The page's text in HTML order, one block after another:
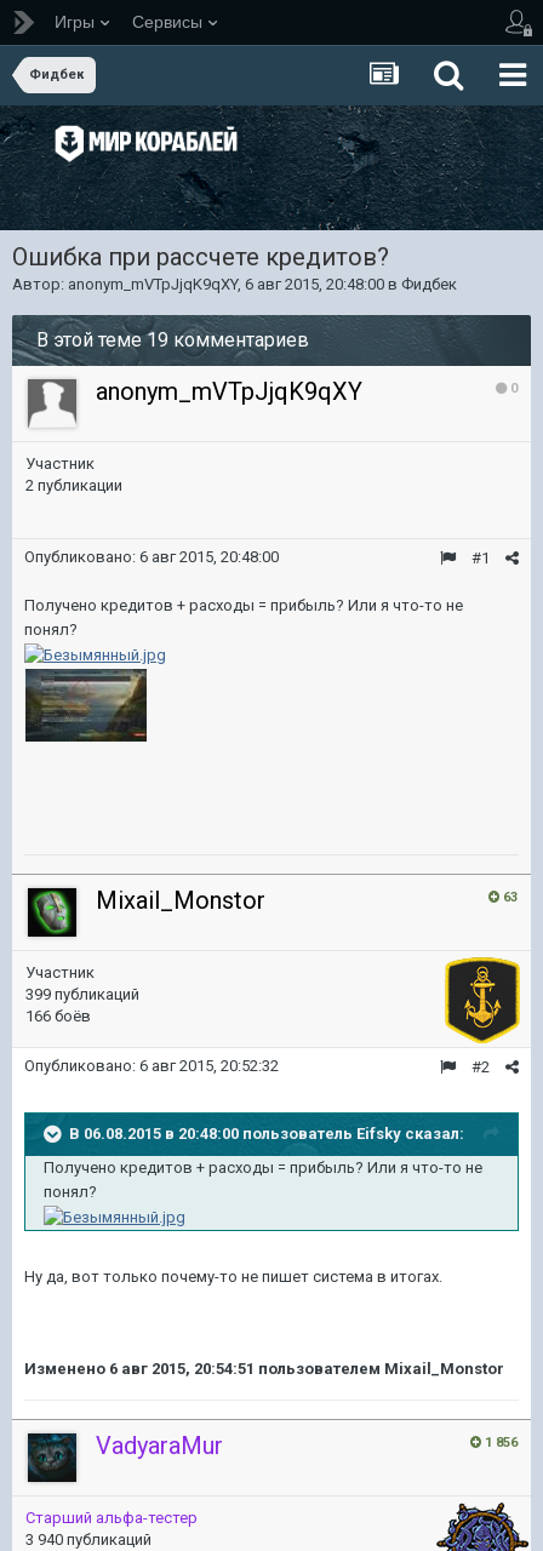
Игры Сервисы
Фидбек
Ошибка при рассчете кредитов?
Автор: anonym_mVTpJjqK9qXY, 6 авг 2015, 20:48:00 в Фидбек
В этой теме 19 комментариев
0
anonym_mVTpJjqK9qXY
Участник
2 публикации
#1
Опубликовано: 6 авг 2015, 20:48:00
Получено кредитов + расходы = прибыль? Или я что-то не
понял?
63
Mixail_Monstor
Участник
399 публикаций
166 боёв
#2
Опубликовано: 6 авг 2015, 20:52:32
В 06.08.2015 в 20:48:00 пользователь Eifsky сказал:
Получено кредитов + расходы = прибыль? Или я что-то не
понял?
Ну да, вот только почему-то не пишет система в итогах.
Изменено 6 авг 2015, 20:54:51 пользователем Mixail_Monstor
1 856
VadyaraMur
Старший альфа-тестер
3 940 публикаций